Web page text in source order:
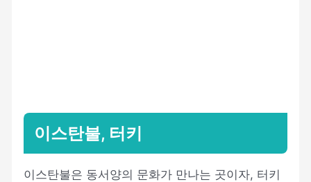
이스탄불, 터키
이스탄불은 동서양의 문화가 만나는 곳이자, 터키